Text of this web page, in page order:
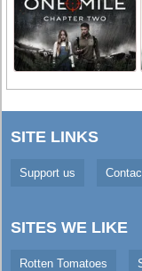
SITE LINKS
Support us
SITES WE LIKE
Rotten Tomatoes